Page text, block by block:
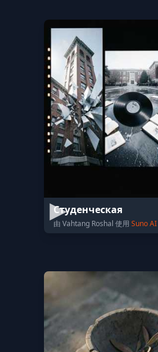
Студенческая
由 Vahtang Roshal 使用 Suno AI